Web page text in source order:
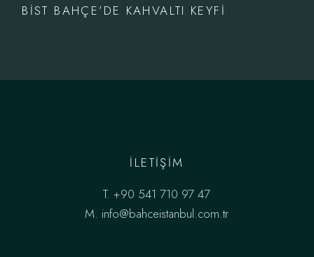
BIST BAHÇE’DE KAHVALTI KEYFI
ILETIŞIM
T.+90 541 710 97 47
M. info@bahceistanbul.com.tr